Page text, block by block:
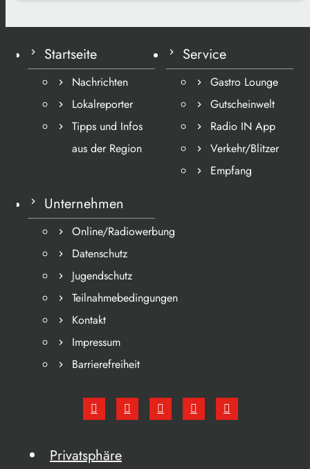
Startseite
Nachrichten
Lokalreporter
Tipps und Infos
aus der Region
Service
Gastro Lounge
Gutscheinwelt
Radio IN App
Verkehr/Blitzer
Empfang
Unternehmen
Online/Radiowerbung
Datenschutz
Jugendschutz
Teilnahmebedingungen
Kontakt
Impressum
Barrierefreiheit
Privatsphäre